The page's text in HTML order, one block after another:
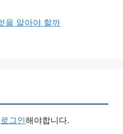
을 알아야 할까
로그인해야합니다.